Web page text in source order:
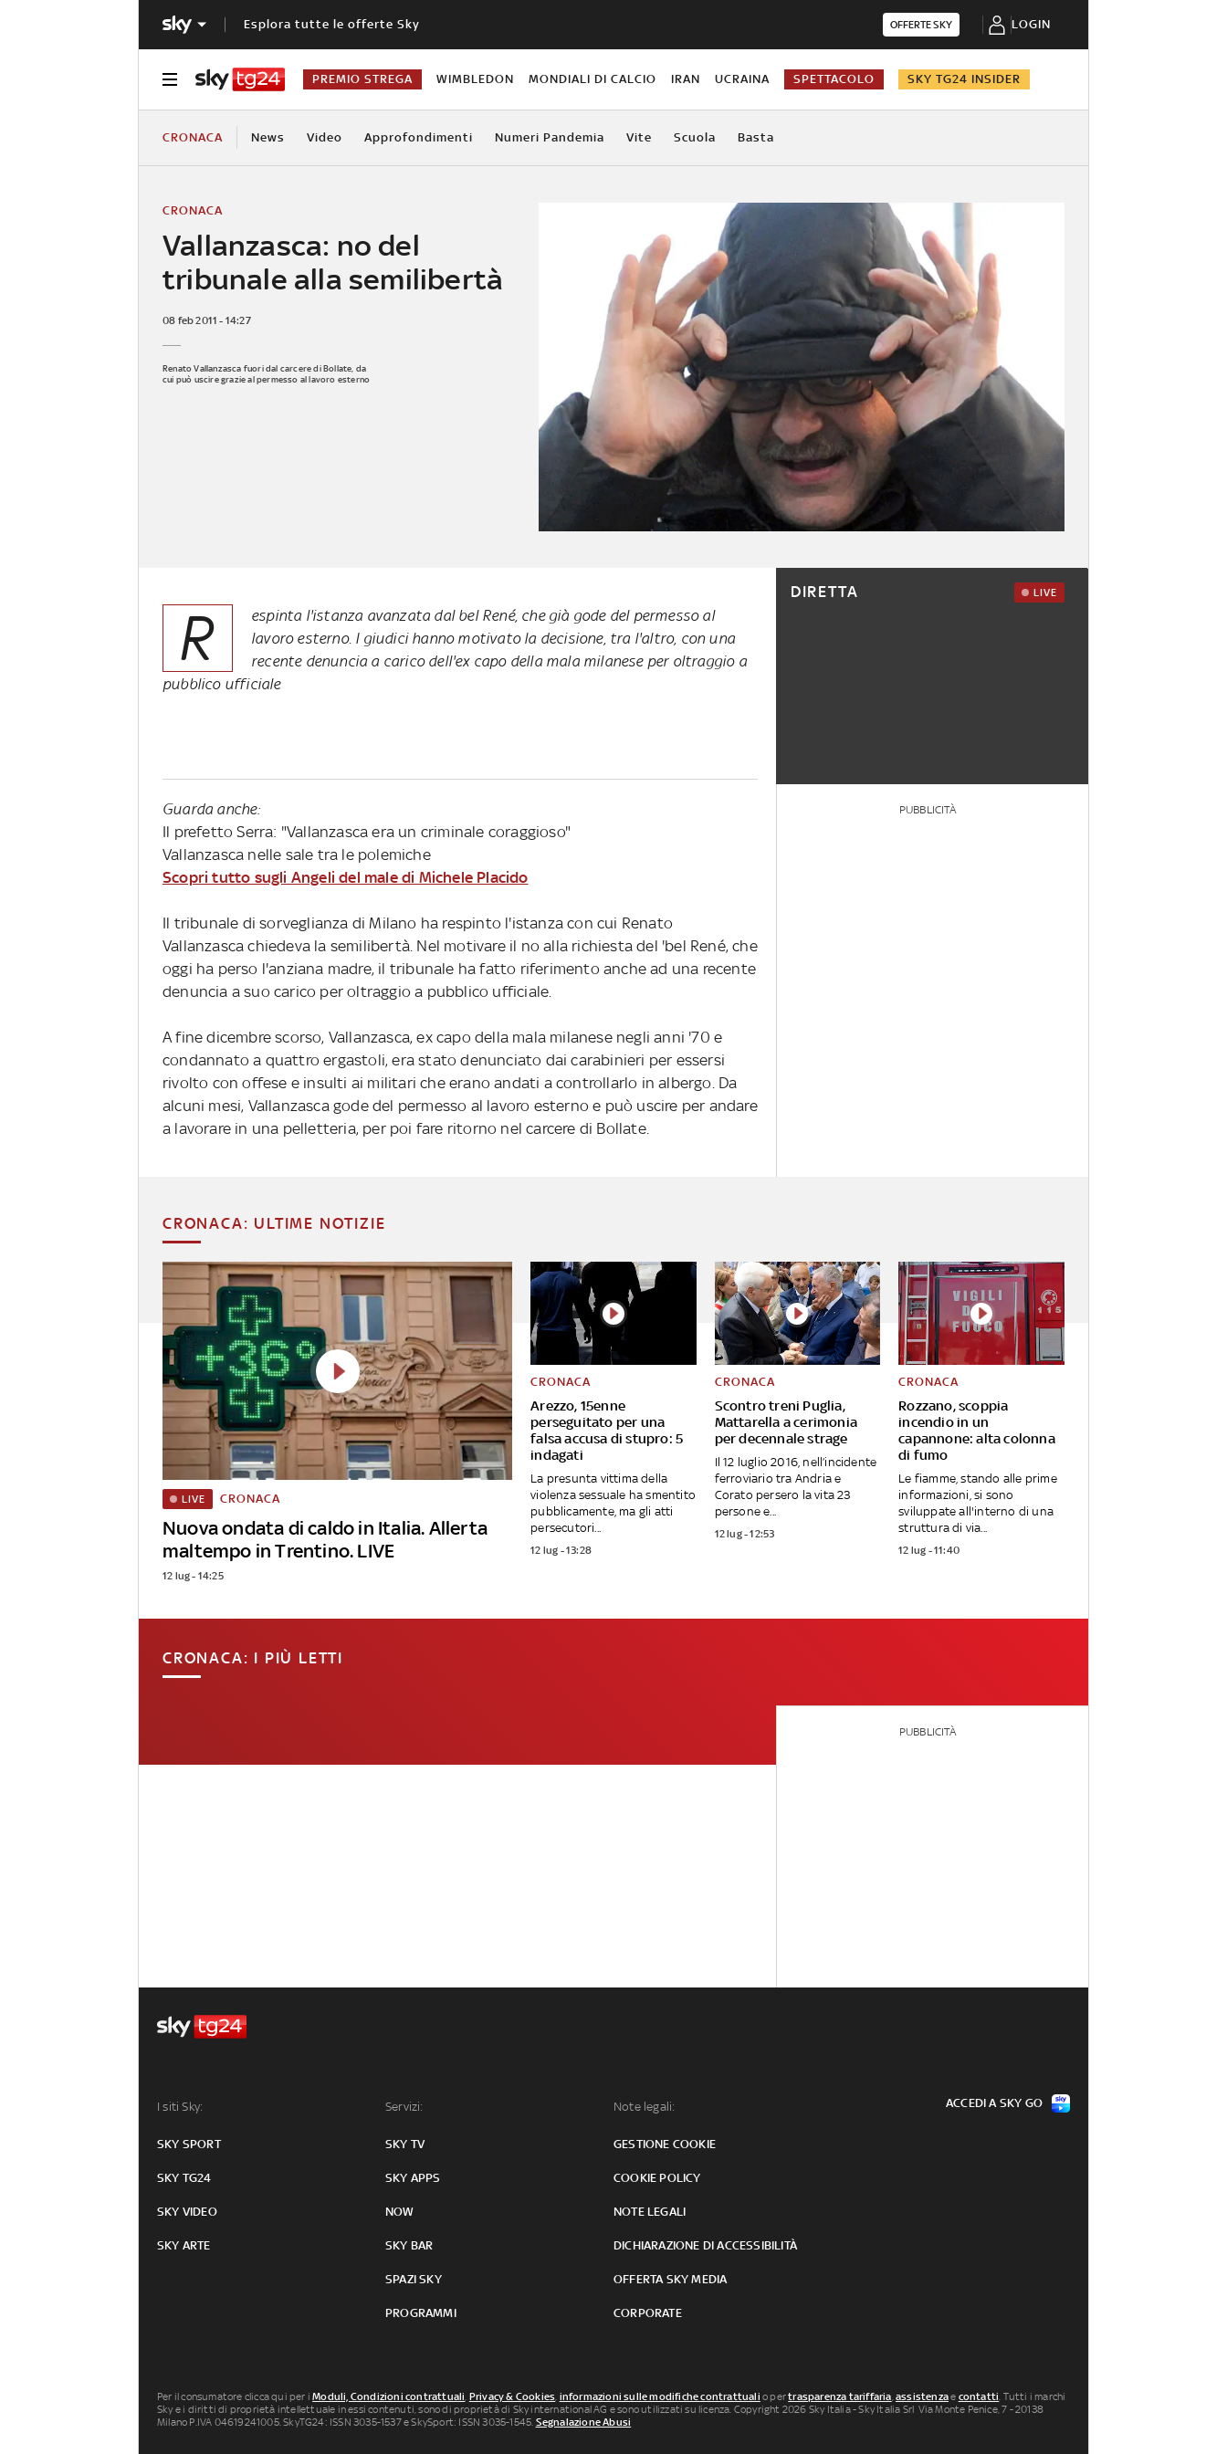
Esplora tutte le offerte Sky OFFERTE SKY LOGIN
PREMIO STREGA WIMBLEDON MONDIALI DI CALCIO IRAN UCRAINA SPETTACOLO SKY TG24 INSIDER
CRONACA News Video Approfondimenti Numeri Pandemia Vite Scuola Basta
Vallanzasca: no del
tribunale alla semilibertà
CRONACA
08 feb 2011 - 14:27
Renato Vallanzasca fuori dal carcere di Bollate, da
cui può uscire grazie al permesso al lavoro esterno
R
espinta l'istanza avanzata dal bel René, che già gode del permesso al
lavoro esterno. I giudici hanno motivato la decisione, tra l'altro, con una
recente denuncia a carico dell'ex capo della mala milanese per oltraggio a
pubblico ufficiale
Guarda anche:
Il prefetto Serra: "Vallanzasca era un criminale coraggioso"
Vallanzasca nelle sale tra le polemiche
Scopri tutto sugli Angeli del male di Michele Placido
Il tribunale di sorveglianza di Milano ha respinto l'istanza con cui Renato
Vallanzasca chiedeva la semilibertà. Nel motivare il no alla richiesta del 'bel René, che
oggi ha perso l'anziana madre, il tribunale ha fatto riferimento anche ad una recente
denuncia a suo carico per oltraggio a pubblico ufficiale.
A fine dicembre scorso, Vallanzasca, ex capo della mala milanese negli anni '70 e
condannato a quattro ergastoli, era stato denunciato dai carabinieri per essersi
rivolto con offese e insulti ai militari che erano andati a controllarlo in albergo. Da
alcuni mesi, Vallanzasca gode del permesso al lavoro esterno e può uscire per andare
a lavorare in una pelletteria, per poi fare ritorno nel carcere di Bollate.
DIRETTA LIVE
PUBBLICITÀ
CRONACA: ULTIME NOTIZIE
Nuova ondata di caldo in Italia. Allerta
maltempo in Trentino. LIVE
LIVE CRONACA
12 lug - 14:25
Arezzo, 15enne
perseguitato per una
falsa accusa di stupro: 5
indagati
CRONACA
La presunta vittima della
violenza sessuale ha smentito
pubblicamente, ma gli atti
persecutori...
12 lug - 13:28
Scontro treni Puglia,
Mattarella a cerimonia
per decennale strage
CRONACA
Il 12 luglio 2016, nell’incidente
ferroviario tra Andria e
Corato persero la vita 23
persone e...
12 lug - 12:53
Rozzano, scoppia
incendio in un
capannone: alta colonna
di fumo
CRONACA
Le fiamme, stando alle prime
informazioni, si sono
sviluppate all'interno di una
struttura di via...
12 lug - 11:40
CRONACA: I PIÙ LETTI
PUBBLICITÀ
I siti Sky:
SKY SPORT
SKY TG24
SKY VIDEO
SKY ARTE
Servizi:
SKY TV
SKY APPS
NOW
SKY BAR
SPAZI SKY
PROGRAMMI
Note legali:
GESTIONE COOKIE
COOKIE POLICY
NOTE LEGALI
DICHIARAZIONE DI ACCESSIBILITÀ
OFFERTA SKY MEDIA
CORPORATE
ACCEDI A SKY GO
Per il consumatore clicca qui per iModuli, Condizioni contrattuali, Privacy & Cookies, informazioni sulle modifiche contrattuali o pertrasparenza tariffaria,assistenzae contatti. Tutti i marchi
Sky e i diritti di proprietà intellettuale in essi contenuti, sono di proprietà di Sky international AG e sono utilizzati su licenza. Copyright 2026 Sky Italia - Sky Italia Srl Via Monte Penice, 7 - 20138
Milano P.IVA 04619241005. SkyTG24: ISSN 3035-1537 e SkySport: ISSN 3035-1545. Segnalazione Abusi